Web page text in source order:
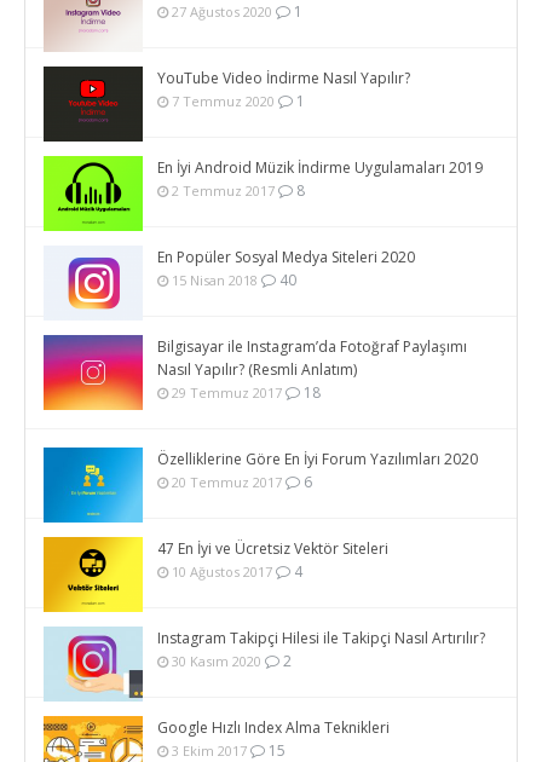
27 Ağustos 2020 1
YouTube Video İndirme Nasıl Yapılır?
7 Temmuz 2020 1
En İyi Android Müzik İndirme Uygulamaları 2019
2 Temmuz 2017 8
En Popüler Sosyal Medya Siteleri 2020
15 Nisan 2018 40
Bilgisayar ile Instagram’da Fotoğraf Paylaşımı
Nasıl Yapılır? (Resmli Anlatım)
29 Temmuz 2017 18
Özelliklerine Göre En İyi Forum Yazılımları 2020
20 Temmuz 2017 6
47 En İyi ve Ücretsiz Vektör Siteleri
10 Ağustos 2017 4
Instagram Takipçi Hilesi ile Takipçi Nasıl Artırılır?
30 Kasım 2020 2
Google Hızlı Index Alma Teknikleri
3 Ekim 2017 15